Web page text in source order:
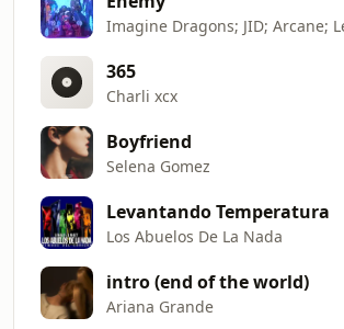
365
Charli xcx
Boyfriend
Selena Gomez
Levantando Temperatura
Los Abuelos De La Nada
intro (end of the world)
Ariana Grande